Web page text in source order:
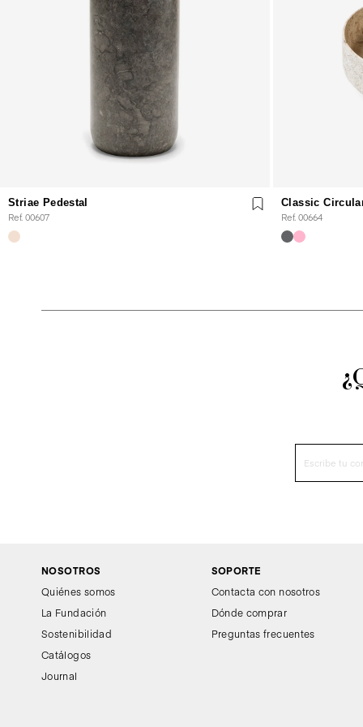
Striae Pedestal
Ref. 00607
Classic
Ref. 00664
NOSOTROS
Quiénes somos
La Fundación
Sostenibilidad
Catálogos
Journal
SOPORTE
Contacta con nosotros
Dónde comprar
Preguntas frecuentes